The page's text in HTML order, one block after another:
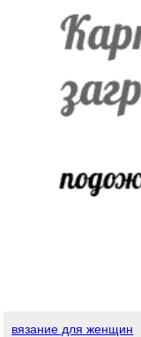
вязание для женщин